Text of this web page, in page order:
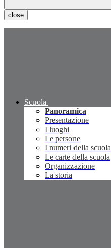
close
Scuola
Panoramica
Presentazione
I luoghi
Le persone
I numeri della scuola
Le carte della scuola
Organizzazione
La storia